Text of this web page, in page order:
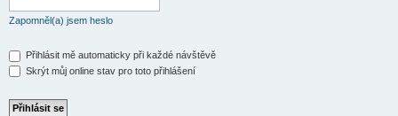
Zapomněl(a) jsem heslo
Přihlásit mě automaticky při každé návštěvě
Skrýt můj online stav pro toto přihlášení